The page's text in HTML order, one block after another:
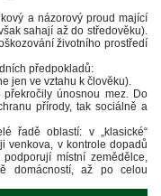
a názorový proud mající
sahají až do středověku).
životního prostředí
předpokladů:
jen ve vztahu k člověku).
únosnou mez. Do
přírody, tak sociálně a
řadě oblastí: v „klasické“
venkova, v kontrole dopadů
místní zemědělce,
domácností, až po celou